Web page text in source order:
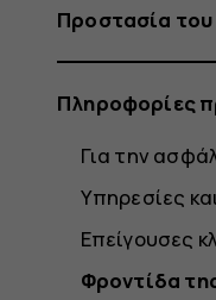
Προστασία
Πληροφορίες
Για την
Υπηρεσίες
Επείγουσες
Φροντίδα